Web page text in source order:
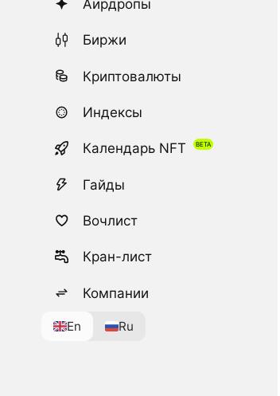
Аирдропы
Биржи
Криптовалюты
Индексы
Календарь NFT
Гайды
Вочлист
Кран-лист
Компании
En Ru